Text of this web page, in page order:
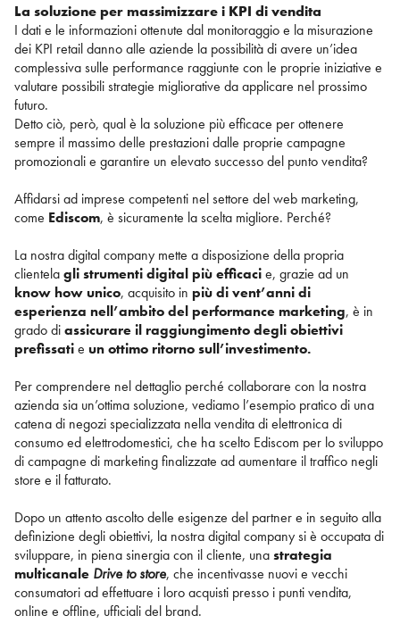
La soluzione per massimizzare i KPI di vendita
I dati e le informazioni ottenute dal monitoraggio e la misurazione
dei KPI retail danno alle aziende la possibilità di avere un’idea
complessiva sulle performance raggiunte con le proprie iniziative e
valutare possibili strategie migliorative da applicare nel prossimo
futuro.
Detto ciò, però, qual è la soluzione più efficace per ottenere
sempre il massimo delle prestazioni dalle proprie campagne
promozionali e garantire un elevato successo del punto vendita?
Affidarsi ad imprese competenti nel settore del web marketing,
come Ediscom, è sicuramente la scelta migliore. Perché?
La nostra digital company mette a disposizione della propria
clientelagli strumenti digital più efficacie, grazie ad un
know how unico, acquisito in più di vent’anni di
esperienza nell’ambito del performance marketing, è in
grado diassicurare il raggiungimento degli obiettivi
prefissatie un ottimo ritorno sull’investimento.
Per comprendere nel dettaglio perché collaborare con la nostra
azienda sia un’ottima soluzione, vediamo l’esempio pratico di una
catena di negozi specializzata nella vendita di elettronica di
consumo ed elettrodomestici, che ha scelto Ediscom per lo sviluppo
di campagne di marketing finalizzate ad aumentare il traffico negli
store e il fatturato.
Dopo un attento ascolto delle esigenze del partner e in seguito alla
definizione degli obiettivi, la nostra digital company si è occupata di
sviluppare, in piena sinergia con il cliente, unastrategia
multicanale Drive to store, che incentivasse nuovi e vecchi
consumatori ad effettuare i loro acquisti presso i punti vendita,
online e offline, ufficiali del brand.